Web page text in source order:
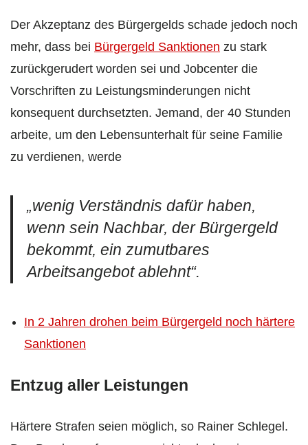
Der Akzeptanz des Bürgergelds schade jedoch noch
mehr, dass bei Bürgergeld Sanktionen zu stark
zurückgerudert worden sei und Jobcenter die
Vorschriften zu Leistungsminderungen nicht
konsequent durchsetzten. Jemand, der 40 Stunden
arbeite, um den Lebensunterhalt für seine Familie
zu verdienen, werde
„wenig Verständnis dafür haben,
wenn sein Nachbar, der Bürgergeld
bekommt, ein zumutbares
Arbeitsangebot ablehnt“.
In 2 Jahren drohen beim Bürgergeld noch härtere
Sanktionen
Entzug aller Leistungen
Härtere Strafen seien möglich, so Rainer Schlegel.